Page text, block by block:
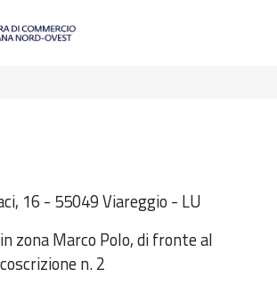
16 - 55049 Viareggio - LU
zona Marco Polo, di fronte al
n. 2